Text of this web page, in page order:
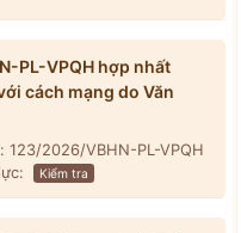
PL-VPQH hợp nhất
cách mạng do Văn
123/2026/VBHN-PL-VPQH
Kiểm tra